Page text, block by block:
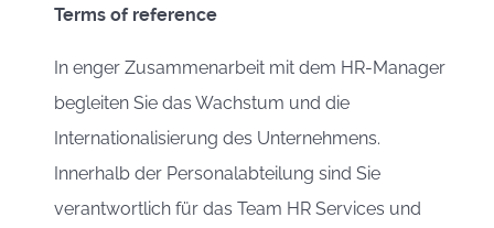
Terms of reference
In enger Zusammenarbeit mit dem HR-Manager
begleiten Sie das Wachstum und die
Internationalisierung des Unternehmens.
Innerhalb der Personalabteilung sind Sie
verantwortlich für das Team HR Services und